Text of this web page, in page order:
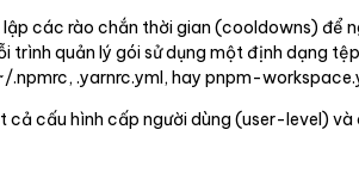
các rào chắn thời gian (cooldowns) để
trình quản lý gói sử dụng một định dạng
.yarnrc.yml, hay pnpm-
cả cấu hình cấp người dùng (user-level)